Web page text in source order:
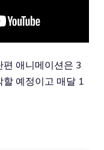
편 애니메이션은 3
예정이고 매달 1